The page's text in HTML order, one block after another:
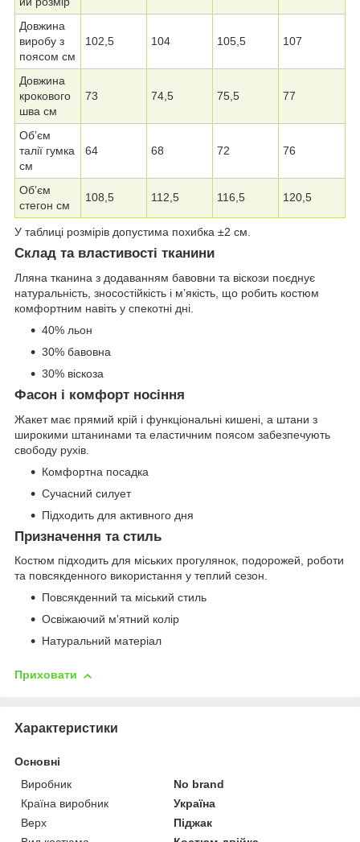
Довжина
виробу з
поясом см
102,5 104 105,5 107
Довжина
крокового
шва см
73 74,5 75,5 77
Обʼєм
талії гумка
см
64 68 72 76
Обʼєм
стегон см
108,5 112,5 116,5 120,5
У таблиці розмірів допустима похибка ±2 см.
Склад та властивості тканини
Лляна тканина з додаванням бавовни та віскози поєднує
натуральність, зносостійкість і мʼякість, що робить костюм
комфортним навіть у спекотні дні.
40% льон
30% бавовна
30% віскоза
Фасон і комфорт носіння
Жакет має прямий крій і функціональні кишені, а штани з
широкими штанинами та еластичним поясом забезпечують
свободу рухів.
Комфортна посадка
Сучасний силует
Підходить для активного дня
Призначення та стиль
Костюм підходить для міських прогулянок, подорожей, роботи
та повсякденного використання у теплий сезон.
Повсякденний та міський стиль
Освіжаючий мʼятний колір
Натуральний матеріал
Приховати
Характеристики
Основні
Виробник
No brand
Країна виробник
Україна
Верх
Піджак